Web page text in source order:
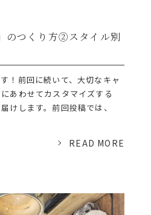
のつくり方②スタイル別
！前回に続いて、大切なキャ
あわせてカスタマイズする
けします。前回投稿では、
READ MORE